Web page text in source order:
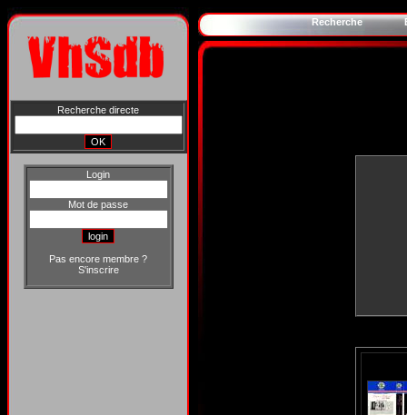
Recherche directe
Login
Mot de passe
Pas encore membre ?
S'inscrire
Recherche